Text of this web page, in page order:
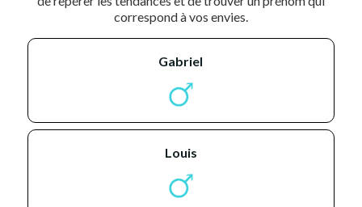
correspond à vos envies.
gabriel
louis